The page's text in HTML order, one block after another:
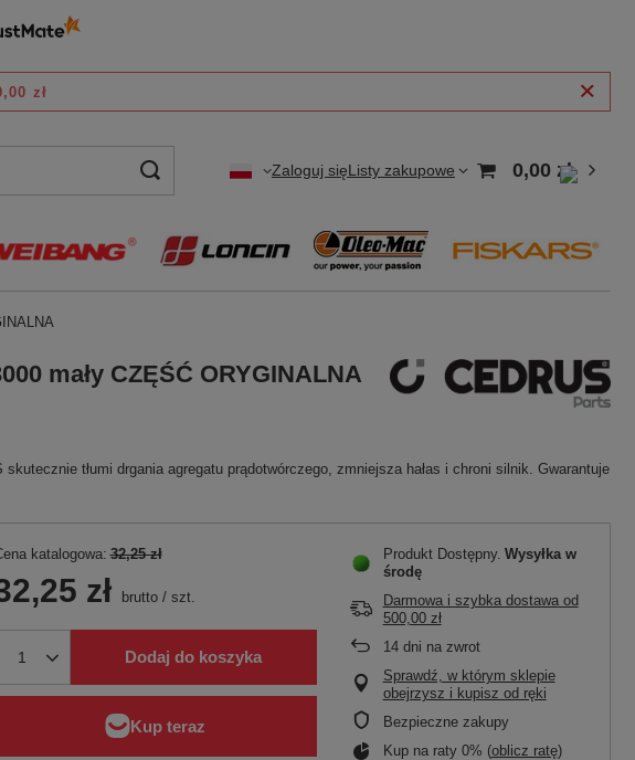
zł
Zaloguj sięListy zakupowe 0,00 zł
mały CZĘŚĆ ORYGINALNA
tłumi drgania agregatu prądotwórczego, zmniejsza hałas i chroni silnik. Gwarantuje
katalogowa: 32,25 zł
zł brutto/ szt.
Dodaj do koszyka
Produkt Dostępny Wysyłka w
środę
Darmowa i szybka dostawaod
500,00 zł
14dni na zwrot
Sprawdź, w którym sklepie
obejrzysz i kupisz od ręki
Bezpieczne zakupy
Kup na raty 0% (oblicz ratę)